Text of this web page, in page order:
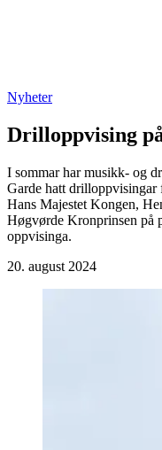
Nyheter
Drilloppvising
I sommar har musikk- og
Garde hatt
Hans Majestet Kongen,
Høgvørde Kronprinsen på
oppvisinga.
20. august 2024